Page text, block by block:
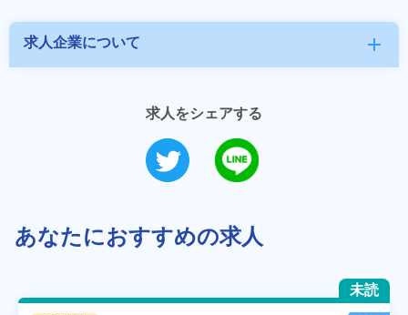
求人企業について add
求人をシェアする
あなたにおすすめの求人
未読